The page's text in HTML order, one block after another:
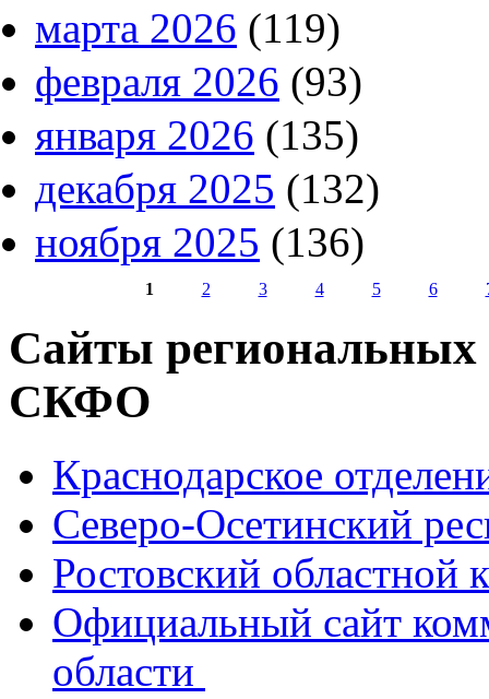
марта 2026 (119)
февраля 2026 (93)
января 2026 (135)
декабря 2025 (132)
ноября 2025 (136)
1 2 3 4 5 6
Сайты
СКФО
Краснодарское
Северо-Осетинский
Ростовский
Официальный сайт
области